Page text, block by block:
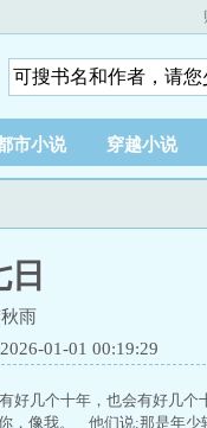
市小说 穿越小说
雨
01-01 00:19:29
好几个十年，也会有好几
，像我。 他们说:那是年少